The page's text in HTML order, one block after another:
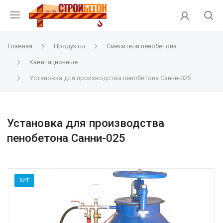
Главная Продукты Смесители пенобетона
Кавитационные
Установка для производства пенобетона Санни-025
Установка для производства
пенобетона Санни-025
ХИТ